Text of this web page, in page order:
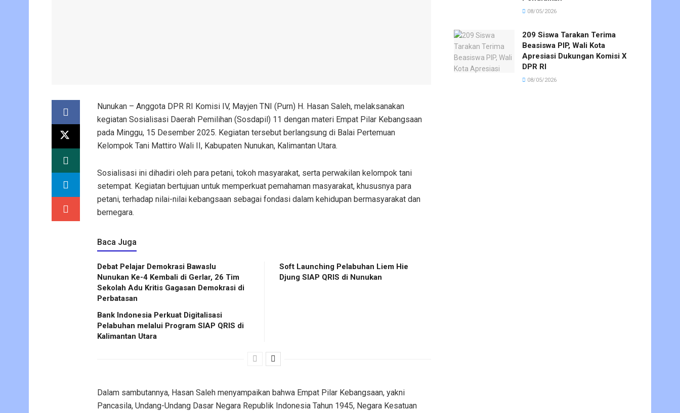
Nunukan – Anggota DPR RI Komisi IV, Mayjen TNI (Purn) H. Hasan Saleh, melaksanakan
kegiatan Sosialisasi Daerah Pemilihan (Sosdapil) 11 dengan materi Empat Pilar Kebangsaan
pada Minggu, 15 Desember 2025. Kegiatan tersebut berlangsung di Balai Pertemuan
Kelompok Tani Mattiro Wali II, Kabupaten Nunukan, Kalimantan Utara.
Sosialisasi ini dihadiri oleh para petani, tokoh masyarakat, serta perwakilan kelompok tani
setempat. Kegiatan bertujuan untuk memperkuat pemahaman masyarakat, khususnya para
petani, terhadap nilai-nilai kebangsaan sebagai fondasi dalam kehidupan bermasyarakat dan
bernegara.
Baca Juga
Debat Pelajar Demokrasi Bawaslu
Nunukan Ke-4 Kembali di Gerlar, 26 Tim
Sekolah Adu Kritis Gagasan Demokrasi di
Perbatasan
Bank Indonesia Perkuat Digitalisasi
Pelabuhan melalui Program SIAP QRIS di
Kalimantan Utara
Soft Launching Pelabuhan Liem Hie
Djung SIAP QRIS di Nunukan
Dalam sambutannya, Hasan Saleh menyampaikan bahwa Empat Pilar Kebangsaan, yakni
Pancasila, Undang-Undang Dasar Negara Republik Indonesia Tahun 1945, Negara Kesatuan
08/05/2026
209 Siswa Tarakan Terima
Beasiswa PIP, Wali Kota
Apresiasi Dukungan Komisi X
DPR RI
08/05/2026